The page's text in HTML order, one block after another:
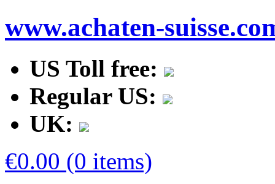
www.achaten-
US Toll free:
Regular US:
UK:
€0.00 (0 items)